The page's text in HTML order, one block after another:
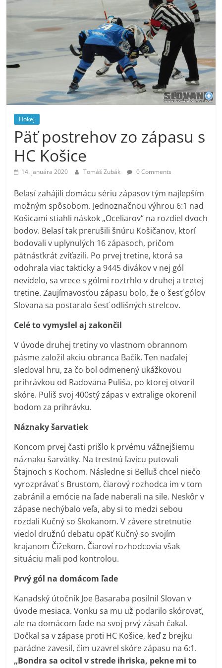
Hokej
Päť postrehov zo zápasu s
HC Košice
14. januára 2020 Tomáš Zubák 0 Comments
Belasí zahájili domácu sériu zápasov tým najlepším
možným spôsobom. Jednoznačnou výhrou 6:1 nad
Košicami stiahli náskok „Oceliarov“ na rozdiel dvoch
bodov. Belasí tak prerušili šnúru Košičanov, ktorí
bodovali v uplynulých 16 zápasoch, pričom
pätnásťkrát zvíťazili. Po prvej tretine, ktorá sa
odohrala viac takticky a 9445 divákov v nej gól
nevidelo, sa vrece s gólmi roztrhlo v druhej a tretej
tretine. Zaujímavosťou zápasu bolo, že o šesť gólov
Slovana sa postaralo šesť odlišných strelcov.
Celé to vymyslel aj zakončil
V úvode druhej tretiny vo vlastnom obrannom
pásme založil akciu obranca Bačík. Ten naďalej
sledoval hru, za čo bol odmenený ukážkovou
prihrávkou od Radovana Puliša, po ktorej otvoril
skóre. Puliš svoj 400stý zápas v extralige okorenil
bodom za prihrávku.
Náznaky šarvatiek
Koncom prvej časti prišlo k prvému vážnejšiemu
náznaku šarvátky. Na trestnú ľavicu putovali
Štajnoch s Kochom. Následne si Belluš chcel niečo
vyrozprávať s Brustom, čiarový rozhodca im v tom
zabránil a emócie na ľade naberali na sile. Neskôr v
zápase nechýbalo veľa, aby si to medzi sebou
rozdali Kučný so Skokanom. V závere stretnutie
viedol družnú debatu opäť Kučný so svojím
krajanom Čížekom. Čiaroví rozhodcovia však
situáciu mali pod kontrolou.
Prvý gól na domácom ľade
Kanadský útočník Joe Basaraba posilnil Slovan v
úvode mesiaca. Vonku sa mu už podarilo skórovať,
ale na domácom ľade na svoj prvý zásah čakal.
Dočkal sa v zápase proti HC Košice, keď z brejku
parádne zavesil, čím uzavrel skóre zápasu na 6:1.
„Bondra sa ocitol v strede ihriska, pekne mi to